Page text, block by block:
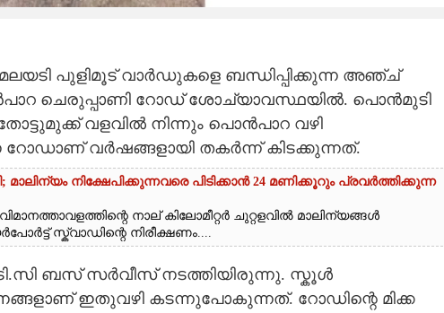
മലയടി പുളിമൂട് വാ‌ർഡുകളെ ബന്ധിപ്പിക്കുന്ന അഞ്ച്
ചെരുപ്പാണി റോഡ് ശോച്യാവസ്ഥയിൽ. പൊൻമുടി
വളവിൽ നിന്നും പൊൻപാറ വഴി
റോഡാണ് വർഷങ്ങളായി തകർന്ന് കിടക്കുന്നത്.
നിക്ഷേപിക്കുന്നവരെ പിടിക്കാൻ 24 മണിക്കൂറും പ്രവർത്തിക്കുന്ന
നാല് കിലോമീറ്റർ ചുറ്റളവിൽ മാലിന്യങ്ങൾ
സ്ക്വാഡിന്റെ നിരീക്ഷണം....
ബസ് സർവീസ് നടത്തിയിരുന്നു. സ്കൂൾ
ഇതുവഴി കടന്നുപോകുന്നത്. റോഡിന്റെ മിക്ക